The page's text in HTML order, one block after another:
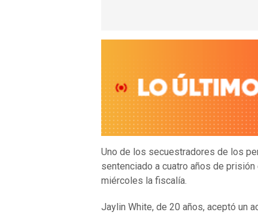
Uno de los secuestradores de los
sentenciado a cuatro años de
miércoles la fiscalía.
Jaylin White, de 20 años, aceptó un